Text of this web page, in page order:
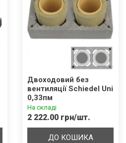
Двоходовий без
вентиляції Schiedel Uni
0,33пм
На складі
2 222.00 грн/шт.
ДО КОШИКА